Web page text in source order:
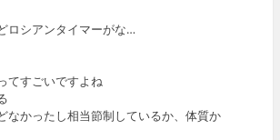
ロシアンタイマーがな…
てすごいですよね
なかったし相当節制しているか、体質か